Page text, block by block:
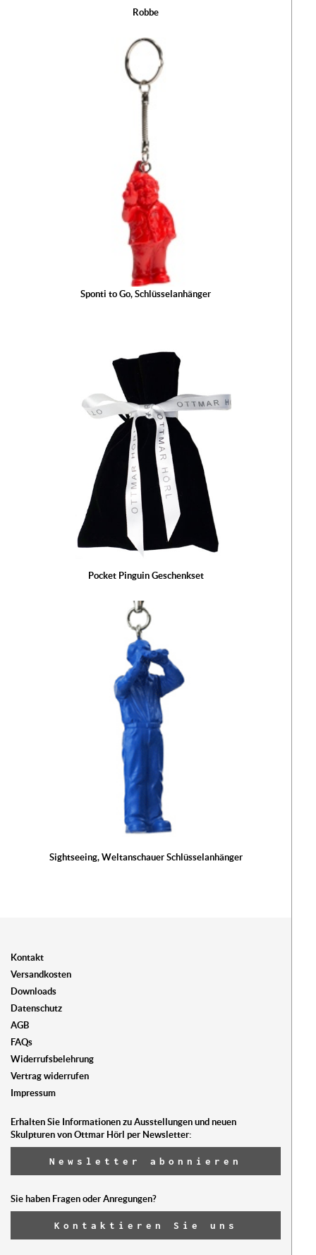
Robbe
Sponti to Go, Schlüsselanhänger
Pocket Pinguin Geschenkset
Sightseeing, Weltanschauer Schlüsselanhänger
Kontakt
Versandkosten
Downloads
Datenschutz
AGB
FAQs
Widerrufsbelehrung
Vertrag widerrufen
Impressum
Erhalten Sie Informationen zu Ausstellungen und neuen
Skulpturen von Ottmar Hörl per Newsletter:
Newsletter abonnieren
Sie haben Fragen oder Anregungen?
Kontaktieren Sie uns